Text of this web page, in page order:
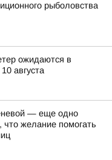
рыболовства
ожидаются в
августа
— еще одно
что желание помогать